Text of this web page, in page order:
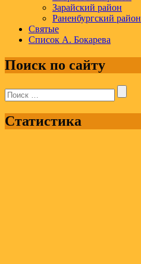
Зарайский район
Раненбургский район
Святые
Список А. Бокарева
Поиск по сайту
Поиск:
Статистика